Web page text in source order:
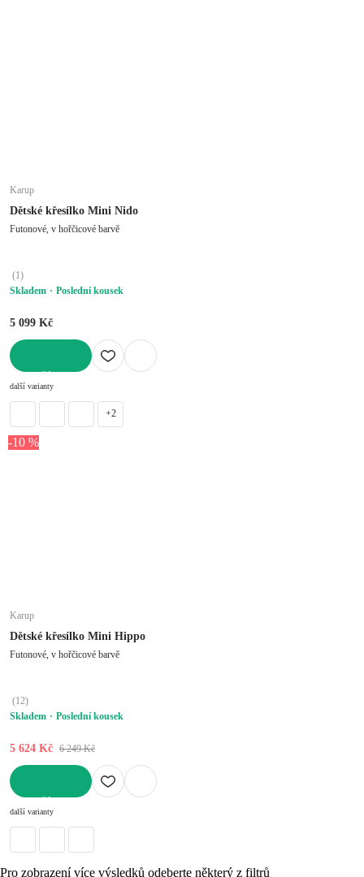
Karup
Dětské křesílko Mini Nido
Futonové, v hořčicové barvě
(1)
Skladem
Poslední kousek
5 099 Kč
další varianty
+2
-10 %
Karup
Dětské křesílko Mini Hippo
Futonové, v hořčicové barvě
(12)
Skladem
Poslední kousek
5 624 Kč 6 249 Kč
další varianty
Pro zobrazení více výsledků odeberte některý z filtrů